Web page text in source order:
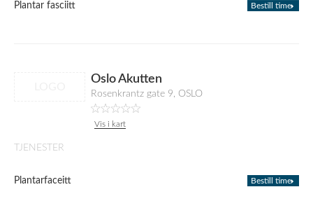
Plantar fasciitt Bestill time
Oslo Akutten
Rosenkrantz gate 9, OSLO
Vis i kart
TJENESTER
Plantarfaceitt Bestill time